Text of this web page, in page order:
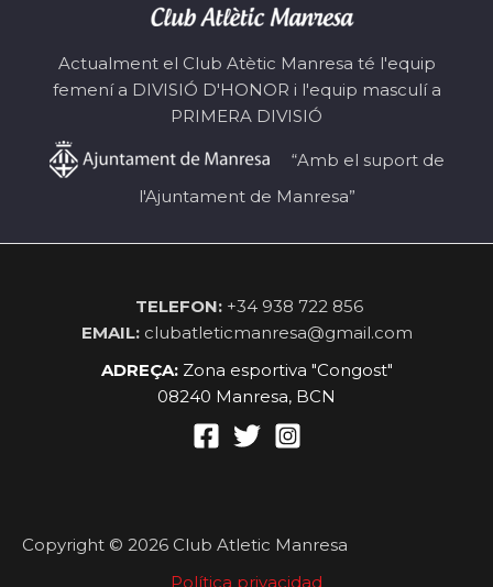
Actualment el Club Atètic Manresa té l'equip
femení a DIVISIÓ D'HONOR i l'equip masculí a
PRIMERA DIVISIÓ
“Amb el suport de
l'Ajuntament de Manresa”
TELEFON:+34 938 722 856
EMAIL:clubatleticmanresa@gmail.com
ADREÇA:Zona esportiva "Congost"
08240 Manresa, BCN
Copyright © 2026 Club Atletic Manresa
Política privacidad